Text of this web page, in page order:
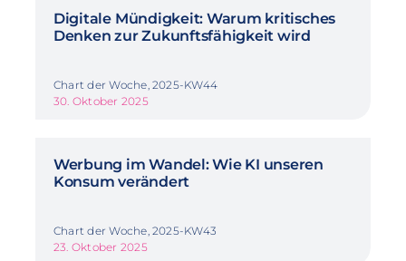
Digitale Mündigkeit: Warum kritisches
Denken zur Zukunftsfähigkeit wird
Chart der Woche, 2025-KW44
30. Oktober 2025
Werbung im Wandel: Wie KI unseren
Konsum verändert
Chart der Woche, 2025-KW43
23. Oktober 2025